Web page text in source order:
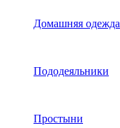
Домашняя одежда
Пододеяльники
Простыни